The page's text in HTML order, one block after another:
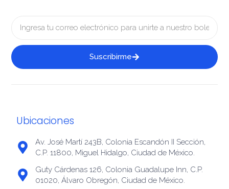
Suscribirme
Ubicaciones
Av. José Martí 243B, Colonia Escandón II Sección,
C.P. 11800, Miguel Hidalgo, Ciudad de México.
Guty Cárdenas 126, Colonia Guadalupe Inn, C.P.
01020, Álvaro Obregón, Ciudad de México.